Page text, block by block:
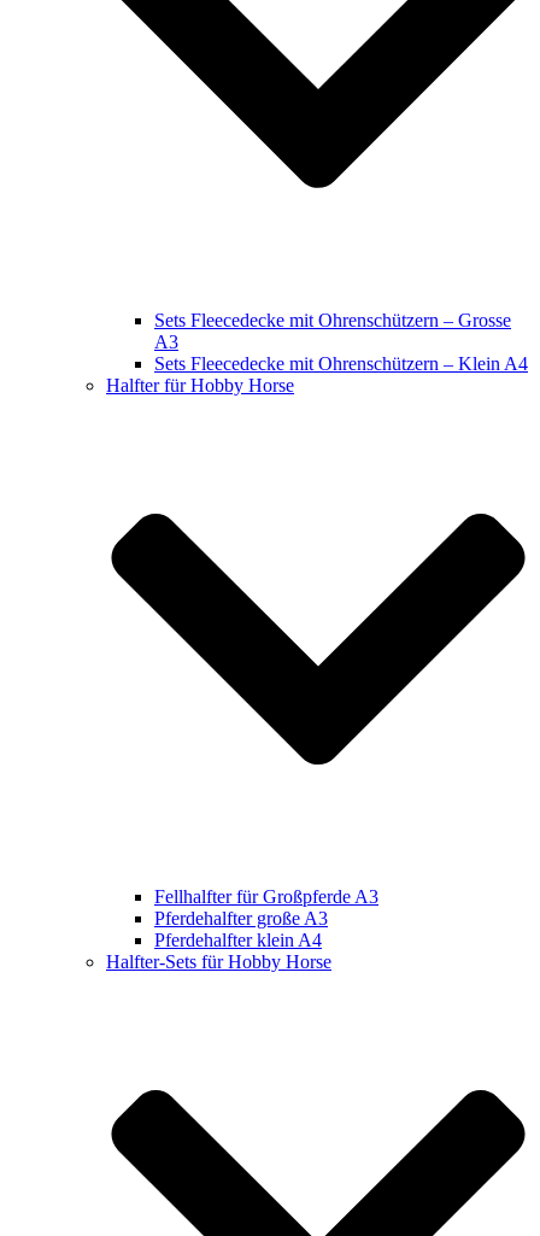
Sets Fleecedecke mit Ohrenschützern – Grosse
A3
Sets Fleecedecke mit Ohrenschützern – Klein A4
Halfter für Hobby Horse
Fellhalfter für Großpferde A3
Pferdehalfter große A3
Pferdehalfter klein A4
Halfter-Sets für Hobby Horse